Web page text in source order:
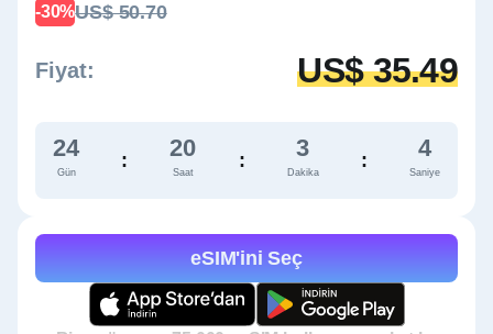
-30%US$ 50.70
Fiyat: US$ 35.49
24
Gün
: 20
Saat
: 3
Dakika
: 3
Saniye
eSIM'ini Seç